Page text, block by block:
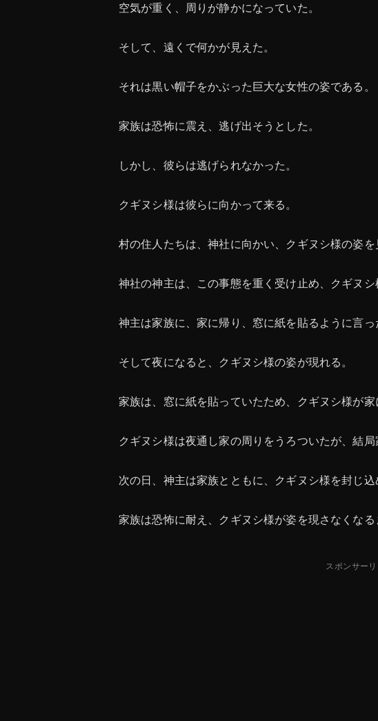
空気が重く、周りが静かになっていた。
そして、遠くで何かが見えた。
それは黒い帽子をかぶった巨大な女性の姿である。
家族は恐怖に震え、逃げ出そうとした。
しかし、彼らは逃げられなかった。
クギヌシ様は彼らに向かって来る。
村の住人たちは、神社に向かい、クギヌシ様の姿を
神社の神主は、この事態を重く受け止め、クギヌ
神主は家族に、家に帰り、窓に紙を貼るように言っ
そして夜になると、クギヌシ様の姿が現れる。
家族は、窓に紙を貼っていたため、クギヌシ様が家
クギヌシ様は夜通し家の周りをうろついたが、結局
次の日、神主は家族とともに、クギヌシ様を封じ込
家族は恐怖に耐え、クギヌシ様が姿を現さなくなる
スポンサーリ